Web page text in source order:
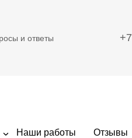
и ответы
Наши работы Отзывы